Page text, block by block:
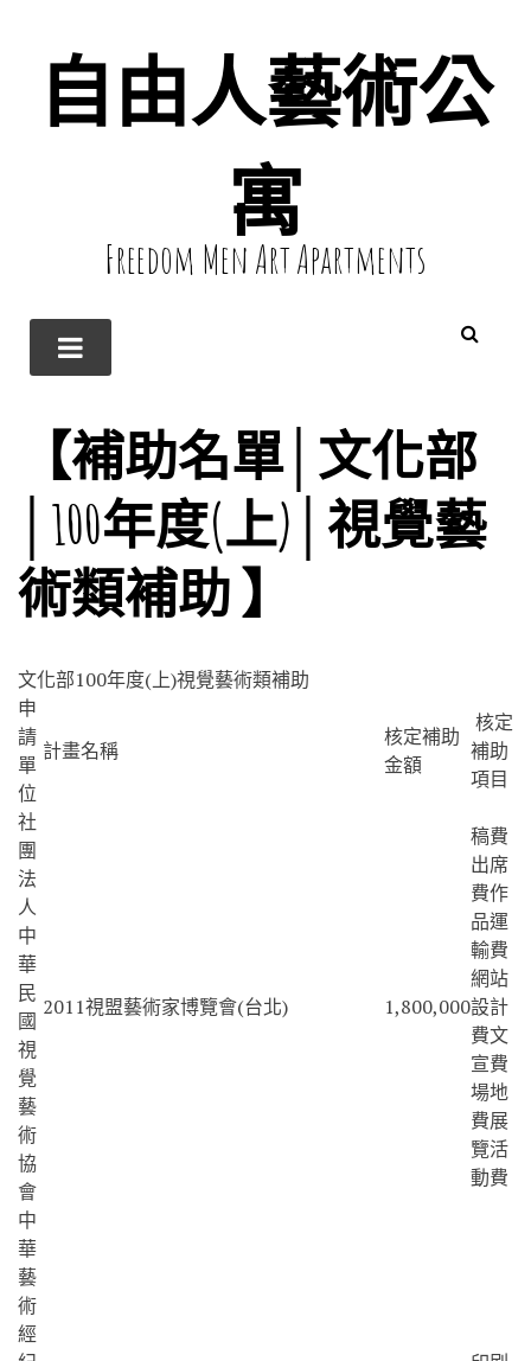
自由人藝術公
寓
Freedom Men Art Apartments
【補助名單│文化部
│100年度(上)│視覺藝
術類補助 】
文化部100年度(上)視覺藝術類補助
申
請
單
位
計畫名稱
核定補助
金額
核定
補助
項目
社
團
法
人
中
華
民
國
視
覺
藝
術
協
會
2011視盟藝術家博覽會(台北) 1,800,000
稿費
出席
費作
品運
輸費
網站
設計
費文
宣費
場地
費展
覽活
動費
中
華
藝
術
經